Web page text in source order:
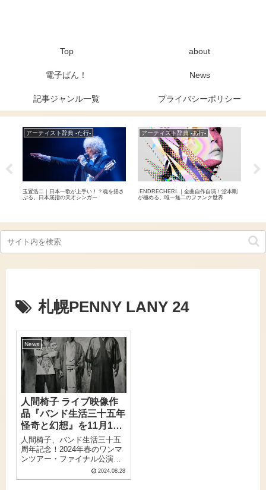
Top about
電子ばん！ News
記事ジャンル一覧 プライバシーポリシー
アーティスト辞典 -た行-
玉置浩二｜日本一歌が上手い！？魂を揺さ
ぶる、日本屈指の天才シンガー
アーティスト辞典 -あ行-
.ENDRECHERI.｜全曲自作自演！堂本剛
が極める、唯一無二のファンク世界
札幌PENNY LANY 24
News
人間椅子 ライブ映像作
品『バンド生活三十五年
怪奇と幻想』を11月13
日リリース！
人間椅子、バンド生活三十五
周年記念！2024年春のワンマ
ンツアー・ファイナル公演＆
過去の貴重なブートレッグラ
イブ映像の2本立て映像作品が
2024.08.28